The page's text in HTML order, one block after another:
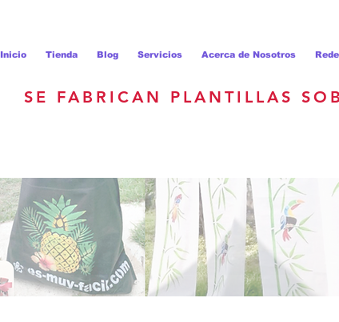
Inicio Tienda Blog Servicios Acerca de Nosotros
SE FABRICAN PLANTILLAS